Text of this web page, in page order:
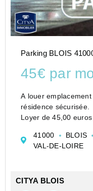
Parking BLOIS
45€ par
A louer
résidence sécurisée.
Loyer de 45,00
l'adresse suivante :
https://
41000 BLOIS
VAL-DE-LOIRE
CITYA BLOIS